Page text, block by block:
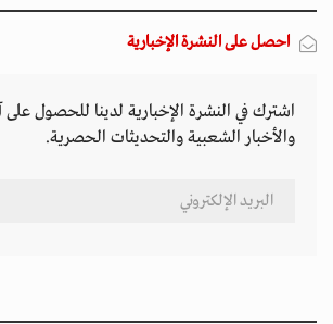
احصل على النشرة الإخبارية
اشترك في النشرة الإخبارية لدينا للحصول على
والأخبار الشعبية والتحديثات الحصرية.